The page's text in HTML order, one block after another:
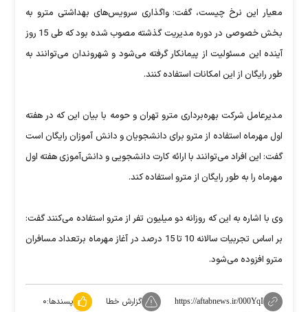
معیار این نرخ چیست، گفت: واگذاری سرویس‌های بهداشتی مترو به
بخش خصوصی در دوره مدیریت گذشته مصوب شده بود که طی 15 روز
آینده این مسئولیت از پیمانکار گرفته می‌شود و شهروندان می‌توانند به
طور رایگان از این امکانات استفاده کنند.
مدیرعامل شرکت بهر‌ه‌برداری مترو تهران و حومه با بیان این که در هفته
اول مهرماه استفاده از مترو برای دانشجویان و دانش آموزان رایگان است
گفت: این افراد می‌توانند با ارائه کارت دانشجویی و دانش‌آموزی هفته اول
مهرماه را به طور رایگان از مترو استفاده کند.
وی با اشاره به این که روزانه دو میلیون تفر از مترو استفاده می‌کنند گفت:
بر اساس تجربیات سالانه 10 تا 15 درصد در آغاز مهرماه برتعداد مسافران
مترو افزوده می‌شود.
https://aftabnews.ir/000YqI گزارش خطا پسندها:۰